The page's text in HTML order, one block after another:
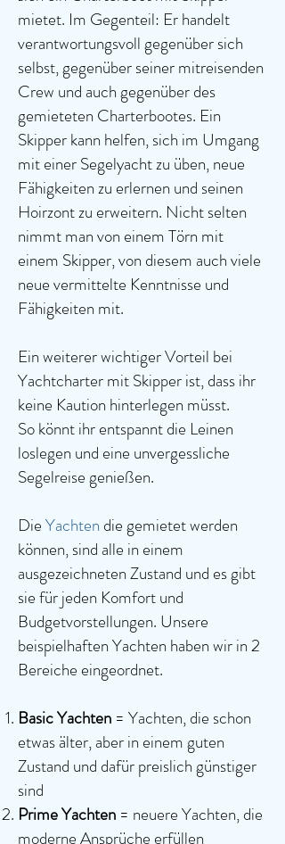
mietet. Im Gegenteil: Er handelt
verantwortungsvoll gegenüber sich
selbst, gegenüber seiner mitreisenden
Crew und auch gegenüber des
gemieteten Charterbootes. Ein
Skipper kann helfen, sich im Umgang
mit einer Segelyacht zu üben, neue
Fähigkeiten zu erlernen und seinen
Hoirzont zu erweitern. Nicht selten
nimmt man von einem Törn mit
einem Skipper, von diesem auch viele
neue vermittelte Kenntnisse und
Fähigkeiten mit.
Ein weiterer wichtiger Vorteil bei
Yachtcharter mit Skipper ist, dass ihr
keine Kaution hinterlegen müsst.
So könnt ihr entspannt die Leinen
loslegen und eine unvergessliche
Segelreise genießen.
DieYachten die gemietet werden
können, sind alle in einem
ausgezeichneten Zustand und es gibt
sie für jeden Komfort und
Budgetvorstellungen. Unsere
beispielhaften Yachten haben wir in 2
Bereiche eingeordnet.
Basic Yachten = Yachten, die schon
etwas älter, aber in einem guten
Zustand und dafür preislich günstiger
sind
Prime Yachten = neuere Yachten, die
moderne Ansprüche erfüllen